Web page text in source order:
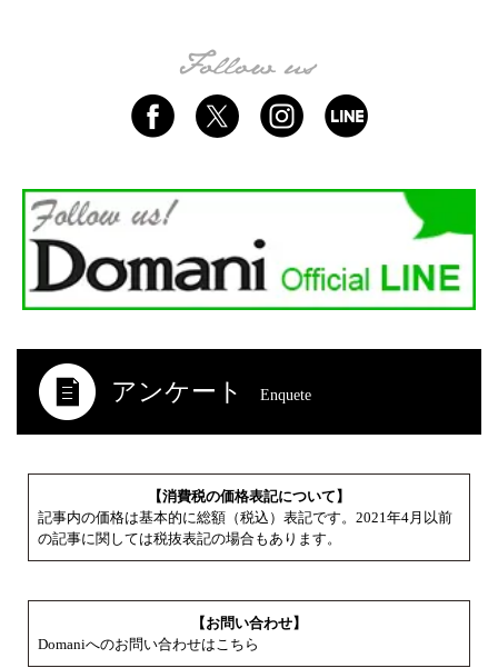
アンケート Enquete
【消費税の価格表記について】
記事内の価格は基本的に総額（税込）表記です。2021年4月以前
の記事に関しては税抜表記の場合もあります。
【お問い合わせ】
Domaniへのお問い合わせはこちら